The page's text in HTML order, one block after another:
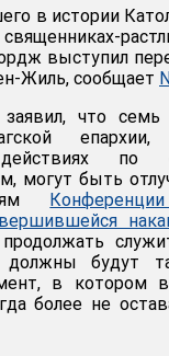
в истории
выступил
Жиль, сообщает
что семь
действиях
могут быть
будут
в котором
более не